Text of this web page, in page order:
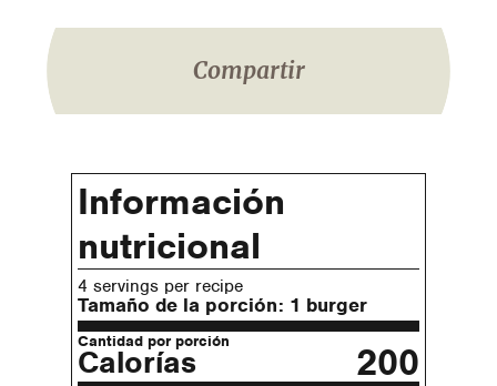
Compartir
Información
nutricional
4 servings per recipe
Tamaño de la porción: 1 burger
Cantidad por porción
Calorías 200